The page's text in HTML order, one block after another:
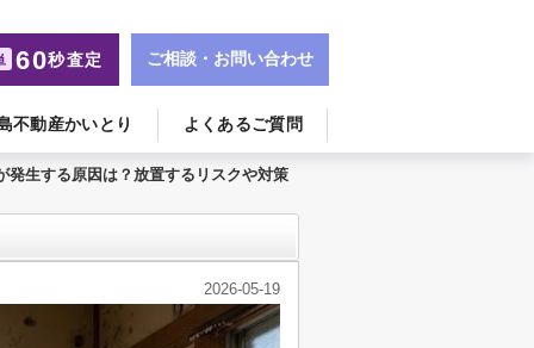
不動産かいとり よくあるご質問
60秒査定 ご相談・お問い合わせ
発生する原因は？放置するリスクや対策
2026-05-19